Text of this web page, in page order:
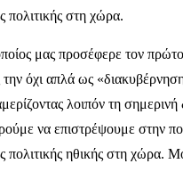
στη χώρα.
μας προσέφερε τον πρώτο
την όχι απλά ως
λοιπόν τη
να επιστρέψουμε στην
πολιτικής ηθικής στη χώρα.